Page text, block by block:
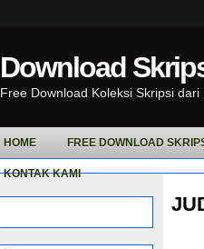
Download
Free Download Koleksi Skripsi
HOME FREE DOWNLOAD
KONTAK KAMI